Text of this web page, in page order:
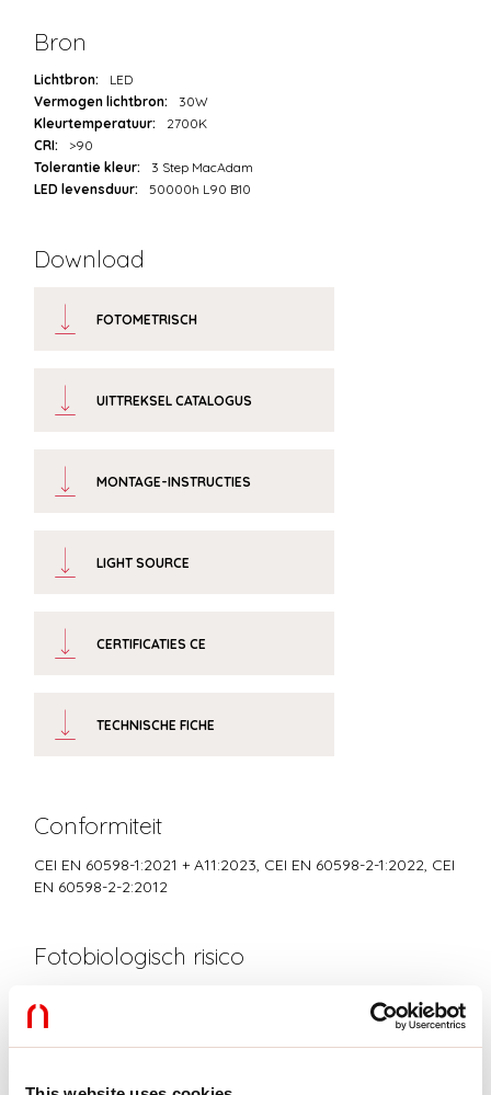
Bron
Lichtbron:
LED
Vermogen lichtbron:
30W
Kleurtemperatuur:
2700K
CRI:
>90
Tolerantie kleur:
3 Step MacAdam
LED levensduur:
50000h L90 B10
Download
FOTOMETRISCH
UITTREKSEL CATALOGUS
MONTAGE-INSTRUCTIES
LIGHT SOURCE
CERTIFICATIES CE
TECHNISCHE FICHE
Conformiteit
CEI EN 60598-1:2021 + A11:2023, CEI EN 60598-2-1:2022, CEI
EN 60598-2-2:2012
Fotobiologisch risico
RISICOGROEP 0
Gecertificeerd apparaat in een RISICOVRIJE GROEP, in
62778:2014.